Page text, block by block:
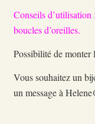
Conseils d’utilisation
boucles d’oreilles.
Possibilité de monter
Vous souhaitez un
un message à